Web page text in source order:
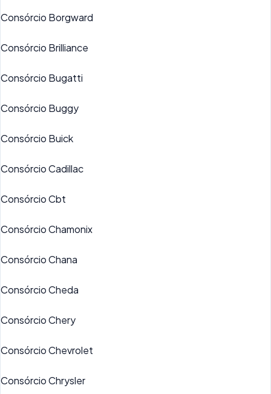
Consórcio Borgward
Consórcio Brilliance
Consórcio Bugatti
Consórcio Buggy
Consórcio Buick
Consórcio Cadillac
Consórcio Cbt
Consórcio Chamonix
Consórcio Chana
Consórcio Cheda
Consórcio Chery
Consórcio Chevrolet
Consórcio Chrysler